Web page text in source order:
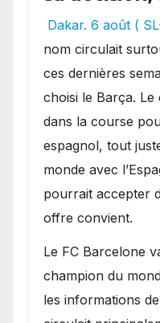
pourrait
sur le
transferts.
Dakar. 6 août (
nom circulait
ces dernières
choisi le Barça.
dans la course
espagnol, tout
monde avec
pourrait accepter
offre convient.
​Le FC Barcelone
champion du
les informations